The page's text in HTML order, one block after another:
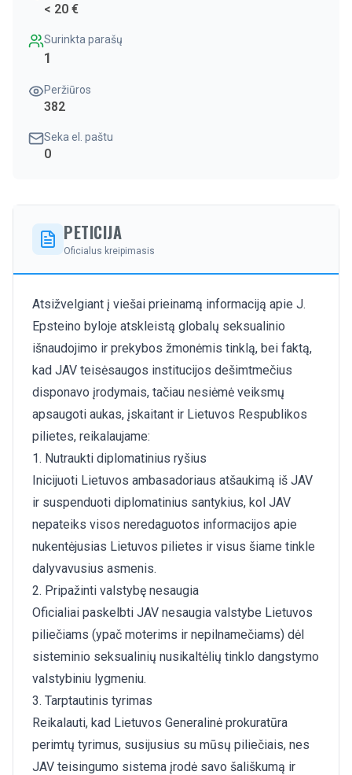
< 20 €
Surinkta parašų
1
Peržiūros
382
Seka el. paštu
0
PETICIJA
Oficialus kreipimasis
Atsižvelgiant į viešai prieinamą informaciją apie J.
Epsteino byloje atskleistą globalų seksualinio
išnaudojimo ir prekybos žmonėmis tinklą, bei faktą,
kad JAV teisėsaugos institucijos dešimtmečius
disponavo įrodymais, tačiau nesiėmė veiksmų
apsaugoti aukas, įskaitant ir Lietuvos Respublikos
pilietes, reikalaujame:
1. Nutraukti diplomatinius ryšius
Inicijuoti Lietuvos ambasadoriaus atšaukimą iš JAV
ir suspenduoti diplomatinius santykius, kol JAV
nepateiks visos neredaguotos informacijos apie
nukentėjusias Lietuvos pilietes ir visus šiame tinkle
dalyvavusius asmenis.
2. Pripažinti valstybę nesaugia
Oficialiai paskelbti JAV nesaugia valstybe Lietuvos
piliečiams (ypač moterims ir nepilnamečiams) dėl
sisteminio seksualinių nusikaltėlių tinklo dangstymo
valstybiniu lygmeniu.
3. Tarptautinis tyrimas
Reikalauti, kad Lietuvos Generalinė prokuratūra
perimtų tyrimus, susijusius su mūsų piliečiais, nes
JAV teisingumo sistema įrodė savo šališkumą ir